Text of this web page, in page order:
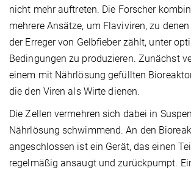
nicht mehr auftreten. Die Forscher
mehrere Ansätze, um Flaviviren, zu
der Erreger von Gelbfieber zählt, unter
Bedingungen zu produzieren. Zunächst
einem mit Nährlösung gefüllten
die den Viren als Wirte dienen.
Die Zellen vermehren sich dabei in
Nährlösung schwimmend. An den
angeschlossen ist ein Gerät, das einen
regelmäßig ansaugt und zurückpumpt.